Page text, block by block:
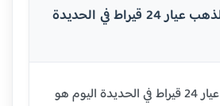
ما هو سعر الذهب عيار 24 قيراط في الحديدة
سعر جرام الذهب عيار 24 قيراط في الحديدة اليوم هو